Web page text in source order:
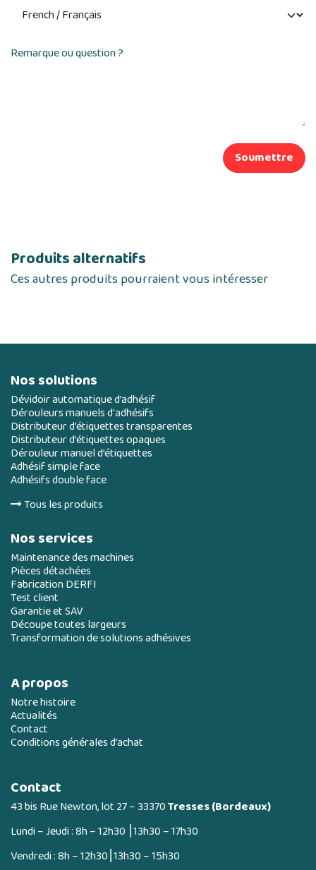
Remarque ou question ?
Soumettre
Produits alternatifs
Ces autres produits pourraient vous intéresser
Nos solutions
Dévidoir automatique d’adhésif
Dérouleurs manuels d'adhésifs
Distributeur d’étiquettes transparentes
Distributeur d’étiquettes opaques
Dérouleur manuel d’étiquettes
Adhésif simple face
Adhésifs double face
Tous les produits
Nos services
Maintenance des machines
Pièces détachées
Fabrication DERFI
Test client
Garantie et SAV
Découpe toutes largeurs
Transformation de solutions adhésives
A propos
Notre histoire
Actualités
Contact
Conditions générales d’achat
Contact
43 bis Rue Newton, lot 27 – 33370Tresses (Bordeaux)
Lundi – Jeudi : 8h – 12h30 ⎮13h30 – 17h30
Vendredi : 8h – 12h30⎮13h30 – 15h30